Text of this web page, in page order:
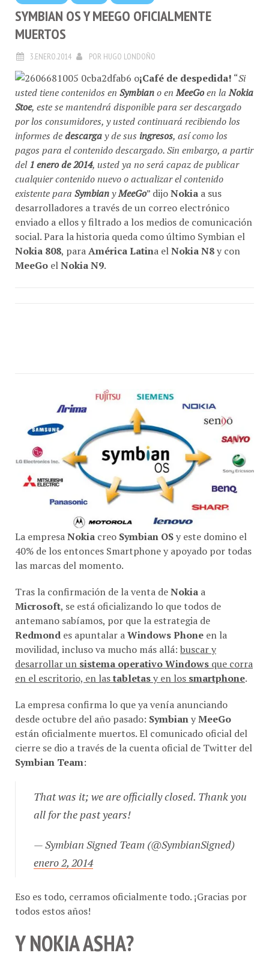
SYMBIAN OS Y MEEGO OFICIALMENTE
MUERTOS
3.ENERO.2014 POR HUGO LONDOÑO
¡Café de despedida! “Si
usted tiene contenidos en Symbian MeeGo en la Nokia
Stoe , este se mantendrá disponible para ser descargado
por los consumidores, y usted continuará recibiendo los
informes de
descarga y de sus ingresos , así como los
pagos para el contenido descargado. Sin embargo, a partir
del1 enero de 2014, usted ya no será capaz de publicar
cualquier contenido nuevo o actualizar el contenido
existente para Symbian MeeGo” dijo Nokia
desarrolladores a través de un correo electrónico
enviado a ellos y filtrado a los medios de comunicación
social. Para la historia queda como último Symbian el
Nokia 808
América Latin a el Nokia N8
MeeGo
el Nokia N9
La empresa Nokia Symbian OS y este domino el
40% de los entonces Smartphone y apoyado por todas
las marcas del momento.
Tras la confirmación de la venta de Nokia
Microsoft , se está oficializando lo que todos de
antemano sabíamos, por que la estrategia de
Redmond
es apuntalar a Windows Phone
en la
movilidad, incluso va mucho más allá: buscar y
desarrollar un
sistema operativo Windows
que corra
en el escritorio, en las tabletas y en los smartphone
La empresa confirma lo que ya venía anunciando
desde octubre del año pasado: Symbian
MeeGo
están oficialmente muertos. El comunicado oficial del
cierre se dio a través de la cuenta oficial de Twitter del
Symbian Team
That was it; we are officially closed. Thank you
all for the past years!
— Symbian Signed Team (@SymbianSigned)
enero 2, 2014
Eso es todo, cerramos oficialmente todo. ¡Gracias por
todos estos años!
Y NOKIA ASHA?